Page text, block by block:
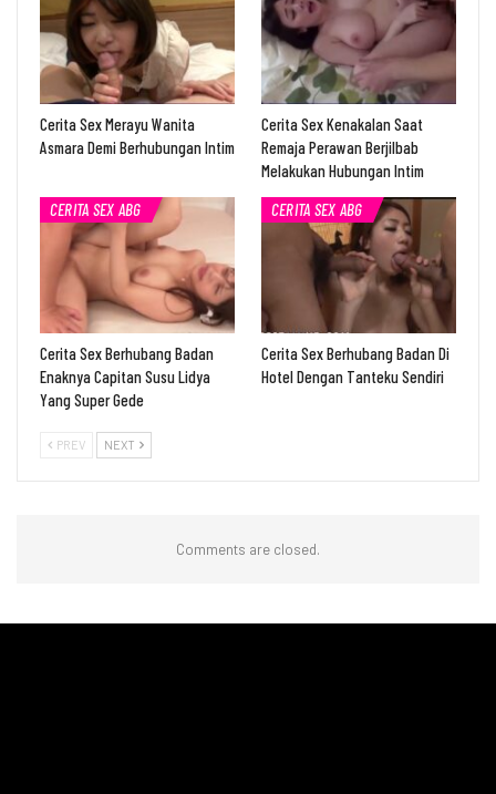
Cerita Sex Merayu Wanita
Asmara Demi Berhubungan Intim
Cerita Sex Kenakalan Saat
Remaja Perawan Berjilbab
Melakukan Hubungan Intim
CERITA SEX ABG
Cerita Sex Berhubang Badan
Enaknya Capitan Susu Lidya
Yang Super Gede
CERITA SEX ABG
Cerita Sex Berhubang Badan Di
Hotel Dengan Tanteku Sendiri
PREV NEXT
Comments are closed.